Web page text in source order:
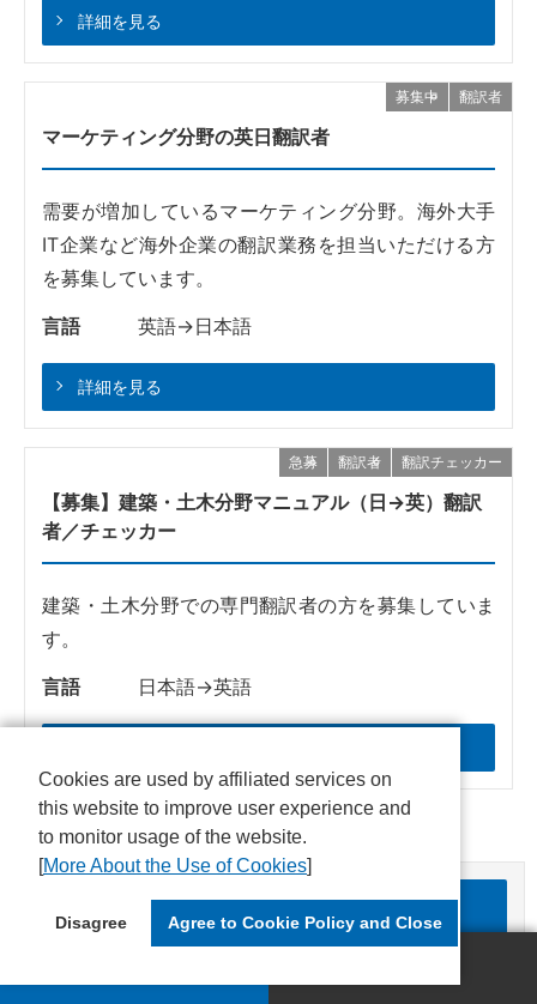
詳細を見る
募集中 翻訳者
マーケティング分野の英日翻訳者
需要が増加しているマーケティング分野。海外大手
IT企業など海外企業の翻訳業務を担当いただける方
を募集しています。
言語
英語→日本語
詳細を見る
急募 翻訳者 翻訳チェッカー
【募集】建築・土木分野マニュアル（日→英）翻訳
者／チェッカー
建築・土木分野での専門翻訳者の方を募集していま
す。
言語
日本語→英語
Cookies are used by affiliated services on
this website to improve user experience and
to monitor usage of the website.
[More About the Use of Cookies]
Disagree Agree to Cookie Policy and Close